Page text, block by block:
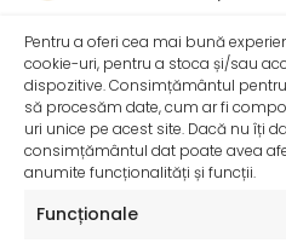
Pentru a oferi cea mai bună
cookie-uri, pentru a stoca și/sau
dispozitive. Consimțământul
să procesăm date, cum ar fi
uri unice pe acest site. Dacă nu îți
consimțământul dat poate avea
anumite funcționalități și funcții.
Funcționale